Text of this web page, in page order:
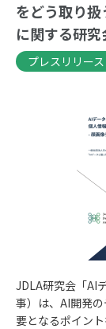
をどう取り
に関する研
プレスリリース
JDLA研究会「AI
事）は、AI開発
要となるポイン